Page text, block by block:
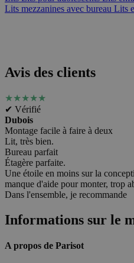
Lits mezzanines avec bureau Lits
Avis des clients
★★★★★
✔ Vérifié
Dubois
Montage facile à faire à deux
Lit, très bien.
Bureau parfait
Étagère parfaite.
Une étoile en moins sur la
manque d'aide pour monter, trop
Dans l'ensemble, je recommande
Informations sur le
A propos de Parisot